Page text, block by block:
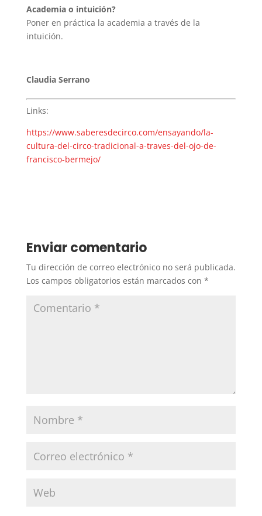
Academia o intuición?
Poner en práctica la academia a través de la
intuición.
Claudia Serrano
Links:
https://www.saberesdecirco.com/ensayando/la-
cultura-del-circo-tradicional-a-traves-del-ojo-de-
francisco-bermejo/
Enviar comentario
Tu dirección de correo electrónico no será publicada.
Los campos obligatorios están marcados con *